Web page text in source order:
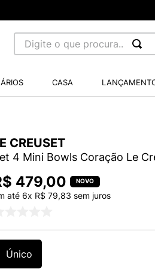
Digite o que procura...
CASA
CREUSET
4 Mini Bowls Coração Le
479,00
até6x R$ 79,83 sem juros
Único
BALANCE 530
BABY
VANS ULTRARANGE